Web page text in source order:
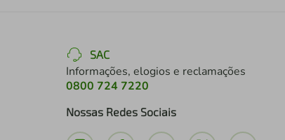
SAC
Informações, elogios e reclamações
0800 724 7220
Nossas Redes Sociais